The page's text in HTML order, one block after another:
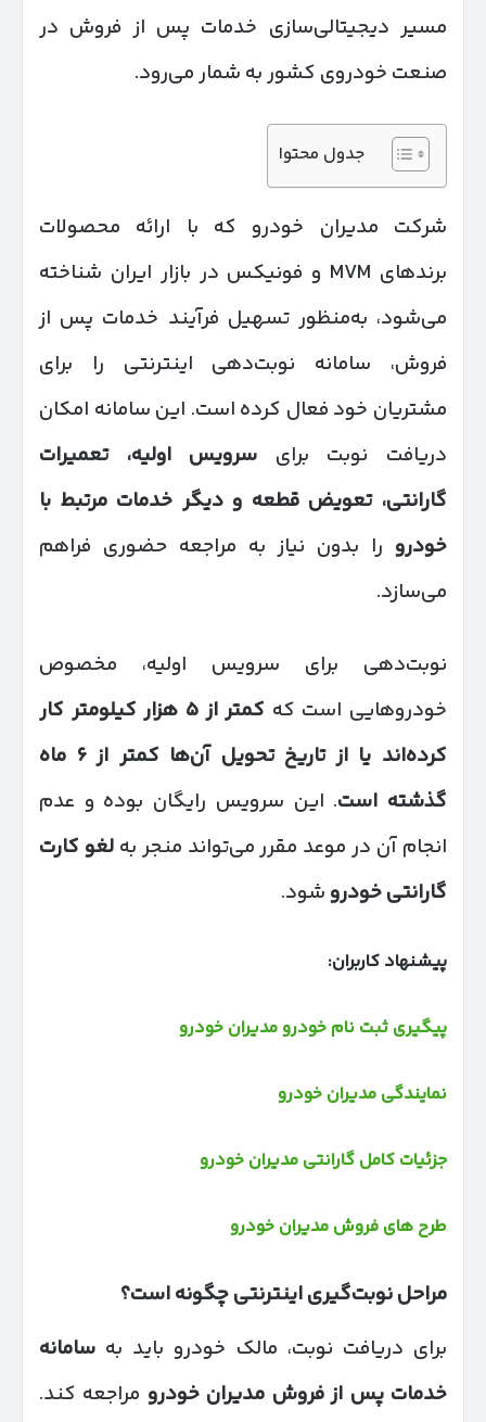
مسیر دیجیتالی‌سازی خدمات پس از فروش در
صنعت خودروی کشور به شمار می‌رود.
جدول محتوا
شرکت مدیران خودرو که با ارائه محصولات
برندهای MVM و فونیکس در بازار ایران شناخته
می‌شود، به‌منظور تسهیل فرآیند خدمات پس از
فروش، سامانه نوبت‌دهی اینترنتی را برای
مشتریان خود فعال کرده است. این سامانه امکان
دریافت نوبت برای سرویس اولیه، تعمیرات
گارانتی، تعویض قطعه و دیگر خدمات مرتبط با
خودرو را بدون نیاز به مراجعه حضوری فراهم
می‌سازد.
نوبت‌دهی برای سرویس اولیه، مخصوص
خودروهایی است که کمتر از۵ هزار کیلومتر کار
کرده‌اند یا از تاریخ تحویل آن‌ها کمتر از۶ ماه
گذشته است. این سرویس رایگان بوده و عدم
انجام آن در موعد مقرر می‌تواند منجر بهلغو کارت
گارانتی خودروشود.
پیشنهاد کاربران:
پیگیری ثبت نام خودرو مدیران خودرو
نمایندگی مدیران خودرو
جزئیات کامل گارانتی مدیران خودرو
طرح های فروش مدیران خودرو
مراحل نوبت‌گیری اینترنتی چگونه است؟
برای دریافت نوبت، مالک خودرو باید به سامانه
خدمات پس از فروش مدیران خودرو مراجعه کند.